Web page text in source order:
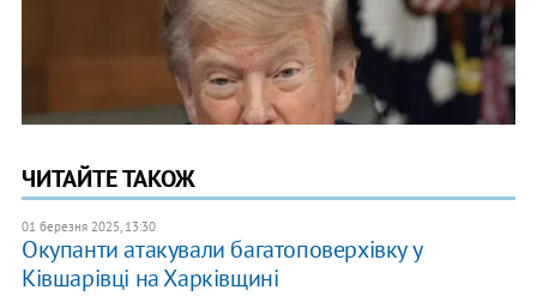
ЧИТАЙТЕ ТАКОЖ
01 березня 2025, 13:30
Окупанти атакували багатоповерхівку у
Ківшарівці на Харківщині